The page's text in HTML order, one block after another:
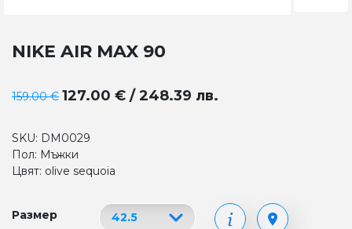
NIKE AIR MAX 90
159.00 € 127.00 € / 248.39 лв.
SKU: DM0029
Пол: Мъжки
Цвят: olive sequoia
Размер